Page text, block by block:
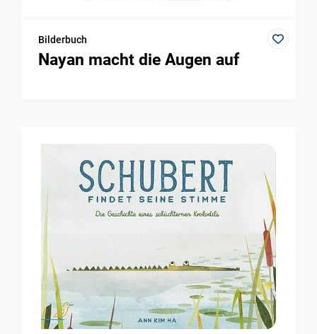
Bilderbuch
Nayan macht die Augen auf